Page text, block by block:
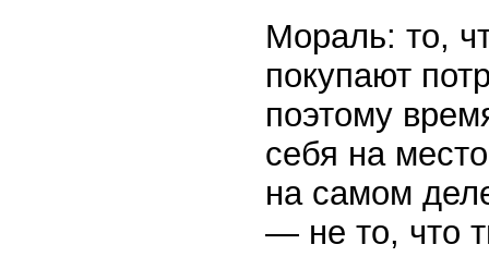
Мораль: то,
покупают
поэтому
себя на
на самом
— не то, что